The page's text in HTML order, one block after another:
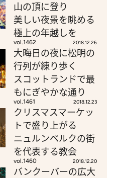
山の頂に登り
美しい夜景を眺める
極上の年越しを
vol.1462 2018.12.26
大晦日の夜に松明の
行列が練り歩く
スコットランドで最
もにぎやかな通り
vol.1461 2018.12.23
クリスマスマーケッ
トで盛り上がる
ニュルンベルクの街
を代表する教会
vol.1460 2018.12.20
バンクーバーの広大